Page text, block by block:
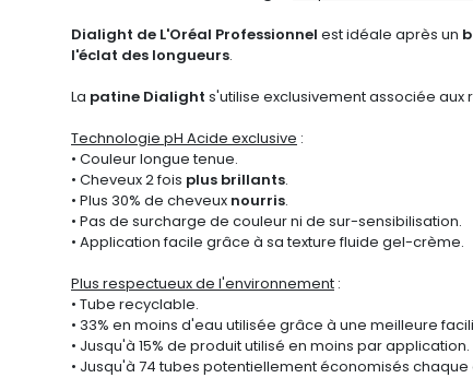
Dialight de L'Oréal Professionnel est idéale après un
l'éclat des longueurs.
La patine Dialight s'utilise exclusivement associée
Technologie pH Acide exclusive :
• Couleur longue tenue.
• Cheveux 2 fois plus brillants.
• Plus 30% de cheveux nourris.
• Pas de surcharge de couleur ni de sur-sensibilisation.
• Application facile grâce à sa texture fluide gel-crème.
Plus respectueux de l'environnement :
• Tube recyclable.
• 33% en moins d'eau utilisée grâce à une meilleure
• Jusqu'à 15% de produit utilisé en moins par application.
• Jusqu'à 74 tubes potentiellement économisés chaque